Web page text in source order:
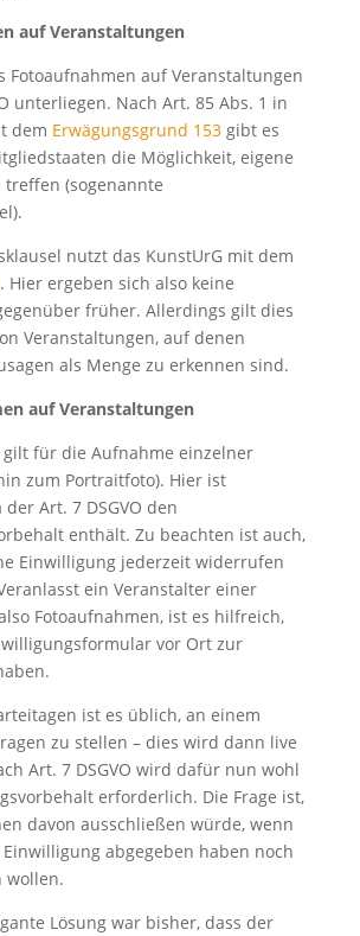
auf Veranstaltungen
Fotoaufnahmen auf Veranstaltungen
unterliegen. Nach Art. 85 Abs. 1 in
dem Erwägungsgrund 153gibt es
die Möglichkeit, eigene
treffen (sogenannte
nutzt das KunstUrG mit dem
. Hier ergeben sich also keine
früher. Allerdings gilt dies
Veranstaltungen, auf denen
als Menge zu erkennen sind.
auf Veranstaltungen
gilt für die Aufnahme einzelner
zum Portraitfoto). Hier ist
Art. 7 DSGVO den
enthält. Zu beachten ist auch,
Einwilligung jederzeit widerrufen
ein Veranstalter einer
Fotoaufnahmen, ist es hilfreich,
vor Ort zur
ist es üblich, an einem
zu stellen – dies wird dann live
Art. 7 DSGVO wird dafür nun wohl
erforderlich. Die Frage ist,
davon ausschließen würde, wenn
abgegeben haben noch
wollen.
Lösung war bisher, dass der